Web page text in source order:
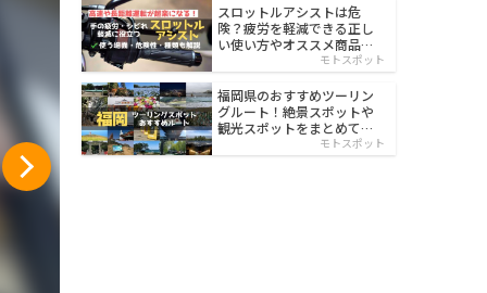
スロットルアシストは危
険？疲労を軽減できる正し
い使い方やオススメ商品を
モトスポット
福岡県のおすすめツーリン
グルート！絶景スポットや
観光スポットをまとめて紹
モトスポット